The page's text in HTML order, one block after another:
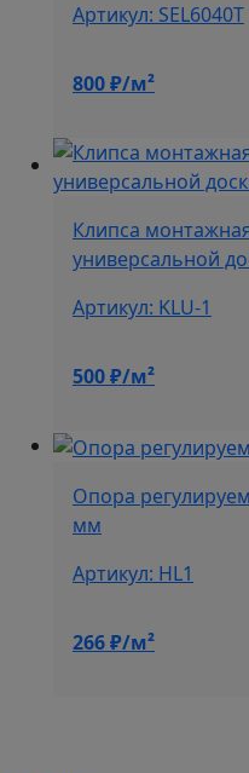
Артикул: SEL6040T
800₽/м²
Клипса
универсальной
Артикул: KLU-1
500₽/м²
Опора
мм
Артикул: HL1
266₽/м²